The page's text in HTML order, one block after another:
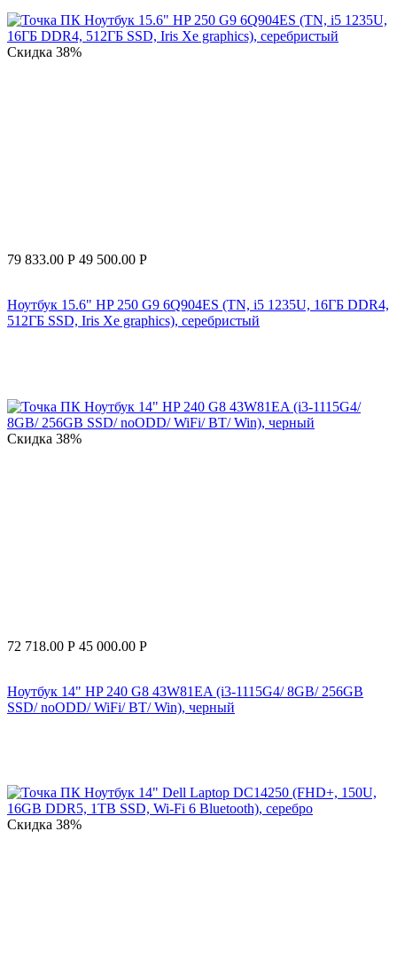
Скидка 38%
79 833.00 Р 49 500.00 Р
Ноутбук 15.6" HP 250 G9 6Q904ES (TN, i5 1235U, 16ГБ DDR4,
512ГБ SSD, Iris Xe graphics), серебристый
Скидка 38%
72 718.00 Р 45 000.00 Р
Ноутбук 14" HP 240 G8 43W81EA (i3-1115G4/ 8GB/ 256GB
SSD/ noODD/ WiFi/ BT/ Win), черный
Скидка 38%